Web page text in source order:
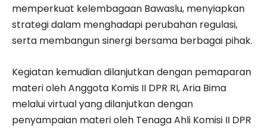
memperkuat kelembagaan Bawaslu, menyiapkan
strategi dalam menghadapi perubahan regulasi,
serta membangun sinergi bersama berbagai pihak.
Kegiatan kemudian dilanjutkan dengan pemaparan
materi oleh Anggota Komis II DPR RI, Aria Bima
melalui virtual yang dilanjutkan dengan
penyampaian materi oleh Tenaga Ahli Komisi II DPR